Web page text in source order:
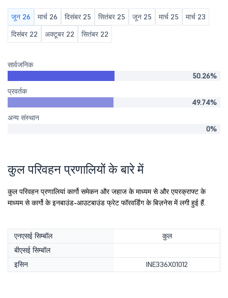
जून 26 मार्च 26 दिसंबर 25 सितंबर 25 जून 25 मार्च 25
मार्च 23
दिसंबर 22
अक्टूबर 22 सितंबर 22
सार्वजनिक
50.26%
प्रवर्तक
49.74%
अन्य संस्थान
0%
कुल परिवहन प्रणालियों के बारे में
कुल परिवहन प्रणालियां कार्गो समेकन और जहाज के माध्यम से और एयरक्राफ्ट के
माध्यम से कार्गो के इनबाउंड-आउटबाउंड फ्रेट फॉरवर्डिंग के बिज़नेस में लगी हुई हैं.
एनएसई सिम्बॉल
कुल
बीएसई सिम्बॉल
इसिन
INE336X01012